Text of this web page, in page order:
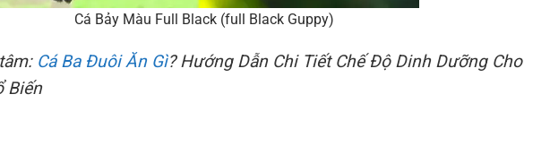
Cá Bảy Màu Full Black (full Black Guppy)
Cá Ba Đuôi Ăn Gì? Hướng Dẫn Chi Tiết Chế Độ Dinh Dưỡng Cho
Biến